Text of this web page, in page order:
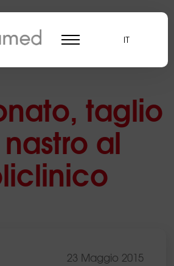
IT
taglio
al
23 Maggio 2015